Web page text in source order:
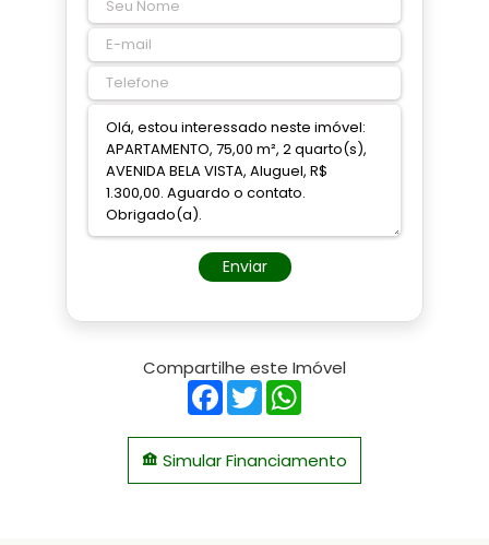
Enviar
Compartilhe este Imóvel
Facebook
Twitter
Simular Financiamento